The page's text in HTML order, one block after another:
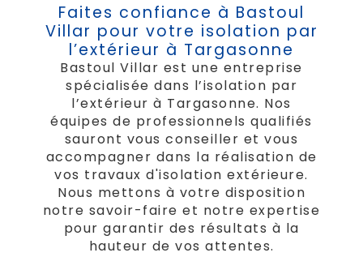
Faites confiance à Bastoul
Villar pour votre isolation par
l’extérieur à Targasonne
Bastoul Villar est une entreprise
spécialisée dans l’isolation par
l’extérieur à Targasonne. Nos
équipes de professionnels qualifiés
sauront vous conseiller et vous
accompagner dans la réalisation de
vos travaux d'isolation extérieure.
Nous mettons à votre disposition
notre savoir-faire et notre expertise
pour garantir des résultats à la
hauteur de vos attentes.